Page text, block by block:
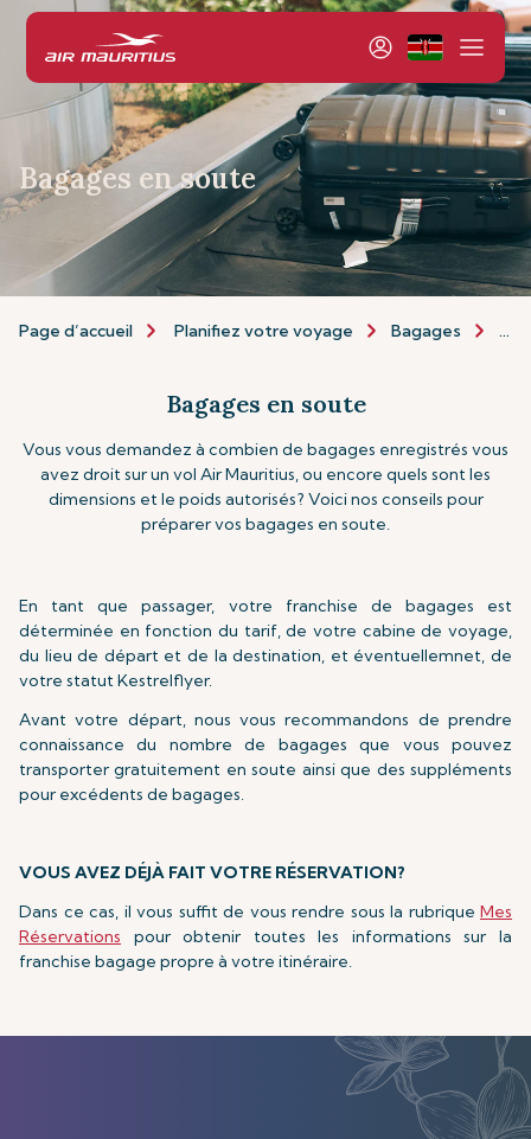
Bagages en soute
Page d’accueil Planifiez votre voyage Bagages
Bagages en soute
Vous vous demandez à combien de bagages enregistrés vous
avez droit sur un vol Air Mauritius, ou encore quels sont les
dimensions et le poids autorisés? Voici nos conseils pour
préparer vos bagages en soute.
En tant que passager, votre franchise de bagages est
déterminée en fonction du tarif, de votre cabine de voyage,
du lieu de départ et de la destination, et éventuellemnet, de
votre statut Kestrelflyer.
Avant votre départ, nous vous recommandons de prendre
connaissance du nombre de bagages que vous pouvez
transporter gratuitement en soute ainsi que des suppléments
pour excédents de bagages.
VOUS AVEZ DÉJÀ FAIT VOTRE RÉSERVATION?
Dans ce cas, il vous suffit de vous rendre sous la rubrique Mes
Réservations pour obtenir toutes les informations sur la
franchise bagage propre à votre itinéraire.